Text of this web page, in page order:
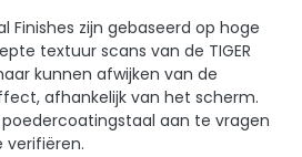
Finishes zijn gebaseerd op hoge
textuur scans van de TIGER
kunnen afwijken van de
afhankelijk van het scherm.
aan te vragen